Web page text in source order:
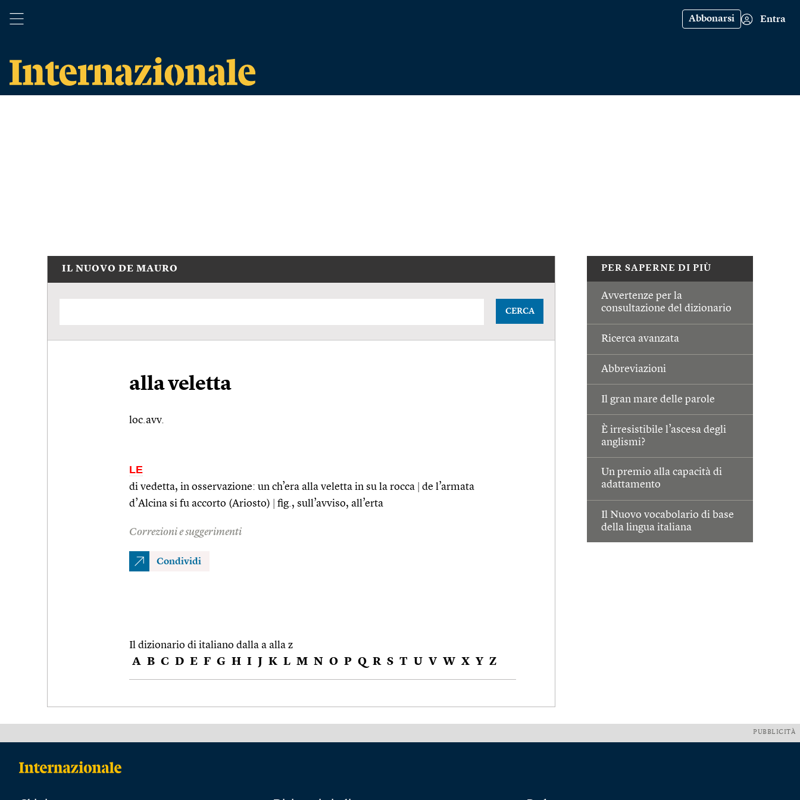
Abbonarsi Entra
PER SAPERNE DI PIÙ
Avvertenze per la
consultazione del dizionario
Ricerca avanzata
Abbreviazioni
Il gran mare delle parole
È irresistibile l’ascesa degli
anglismi?
Un premio alla capacità di
adattamento
Il Nuovo vocabolario di base
della lingua italiana
IL NUOVO DE MAURO
CERCA
alla veletta
loc.avv.
LE
di vedetta, in osservazione: un ch’era alla veletta in su la rocca
de l’armata
d’Alcina si fu accorto (Ariosto)
fig., sull’avviso, all’erta
Correzioni e suggerimenti
Condividi
Il dizionario di italiano dalla a alla z
A B C D E F G H I J K L M N O P Q R S T U V W X Y Z
PUBBLICITÀ